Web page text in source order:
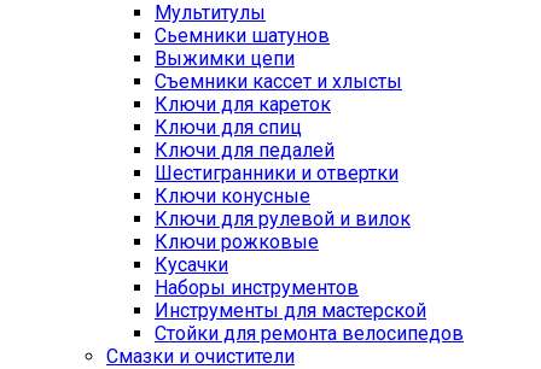
Мультитулы
Сьемники шатунов
Выжимки цепи
Съемники кассет и хлысты
Ключи для кареток
Ключи для спиц
Ключи для педалей
Шестигранники и отвертки
Ключи конусные
Ключи для рулевой и вилок
Ключи рожковые
Кусачки
Наборы инструментов
Инструменты для мастерской
Стойки для ремонта велосипедов
Смазки и очистители